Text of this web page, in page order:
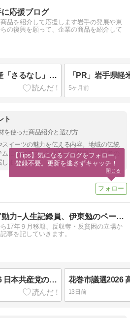
応援ブログ
品を紹介して応援します岩手の発展や東
の復興を願って、企業の商品を紹介して
「PR」岩手県軽米町特産「さるなし」使用の商品
5ヶ月前
ト
を使った商品紹介と選び方
イーツの魅力を伝える内容。地域の伝統
についてフレンドリーに解説し、読者の
します。
つなげ“希”動力−人生記録員、伊東勉のページ。
17年９月移籍、反収奪・反貧困の立場か
事を記していきます。
花巻市議会議員選挙2026 日本共産党の桜井はじめ、高橋こうき両氏当選。
13日前
【Tips】気になるブログをフォロー。
登録不要。更新を逃さずキャッチ！
閉じる